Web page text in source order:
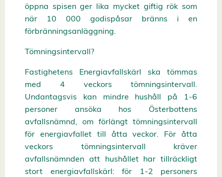
öppna spisen ger lika mycket giftig rök som
när 10 000 godispåsar bränns i en
förbränningsanläggning.
Tömningsintervall?
Fastighetens Energiavfallskärl ska tömmas
med 4 veckors tömningsintervall.
Undantagsvis kan mindre hushåll på 1-6
personer ansöka hos Österbottens
avfallsnämnd, om förlängt tömningsintervall
för energiavfallet till åtta veckor. För åtta
veckors tömningsintervall kräver
avfallsnämnden att hushållet har tillräckligt
stort energiavfallskärl: för 1-2 personers